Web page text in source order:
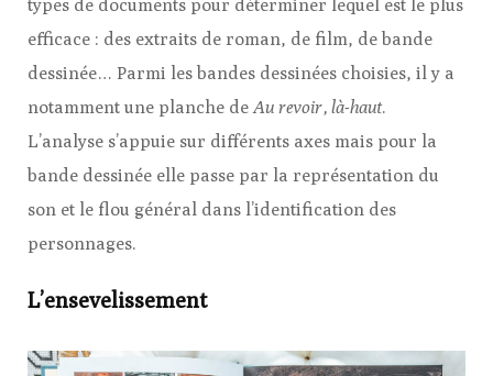
types de documents pour déterminer lequel est le plus
efficace : des extraits de roman, de film, de bande
dessinée… Parmi les bandes dessinées choisies, il y a
notamment une planche deAu revoir, là-haut.
L’analyse s’appuie sur différents axes mais pour la
bande dessinée elle passe par la représentation du
son et le flou général dans l’identification des
personnages.
L’ensevelissement